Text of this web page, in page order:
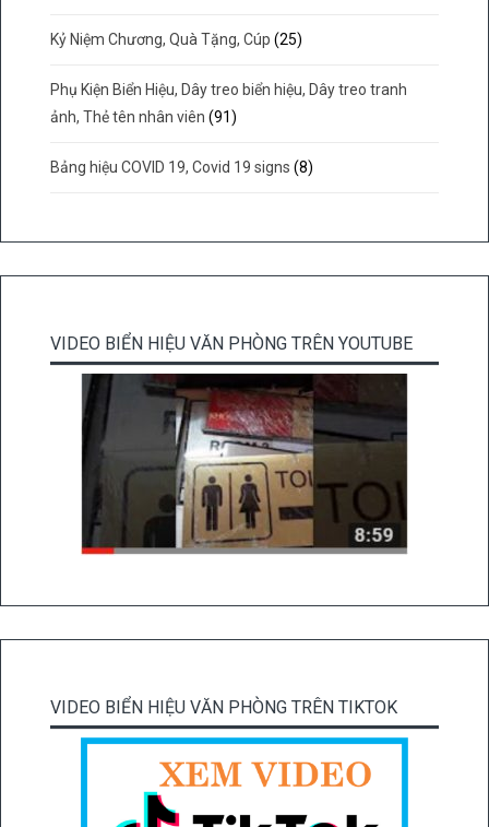
Kỷ Niệm Chương, Quà Tặng, Cúp (25)
Phụ Kiện Biển Hiệu, Dây treo biển hiệu, Dây treo tranh
ảnh, Thẻ tên nhân viên (91)
Bảng hiệu COVID 19, Covid 19 signs (8)
VIDEO BIỂN HIỆU VĂN PHÒNG TRÊN YOUTUBE
VIDEO BIỂN HIỆU VĂN PHÒNG TRÊN TIKTOK